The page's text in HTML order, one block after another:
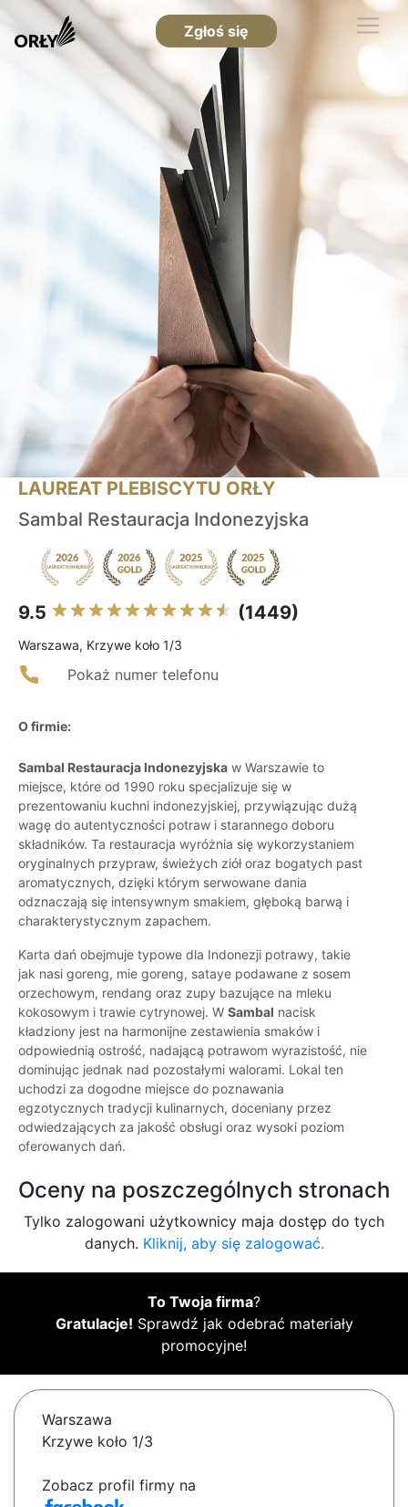
Zgłoś się
LAUREAT PLEBISCYTU ORŁY
Sambal Restauracja Indonezyjska
9.5 (1449)
Warszawa, Krzywe koło 1/3
Pokaż numer telefonu
O firmie:
Sambal Restauracja Indonezyjska w Warszawie to
miejsce, które od 1990 roku specjalizuje się w
prezentowaniu kuchni indonezyjskiej, przywiązując dużą
wagę do autentyczności potraw i starannego doboru
składników. Ta restauracja wyróżnia się wykorzystaniem
oryginalnych przypraw, świeżych ziół oraz bogatych past
aromatycznych, dzięki którym serwowane dania
odznaczają się intensywnym smakiem, głęboką barwą i
charakterystycznym zapachem.
Karta dań obejmuje typowe dla Indonezji potrawy, takie
jak nasi goreng, mie goreng, sataye podawane z sosem
orzechowym, rendang oraz zupy bazujące na mleku
kokosowym i trawie cytrynowej. W Sambal nacisk
kładziony jest na harmonijne zestawienia smaków i
odpowiednią ostrość, nadającą potrawom wyrazistość, nie
dominując jednak nad pozostałymi walorami. Lokal ten
uchodzi za dogodne miejsce do poznawania
egzotycznych tradycji kulinarnych, doceniany przez
odwiedzających za jakość obsługi oraz wysoki poziom
oferowanych dań.
Oceny na poszczególnych stronach
Tylko zalogowani użytkownicy maja dostęp do tych
danych. Kliknij, aby się zalogować.
To Twoja firma?
Gratulacje! Sprawdź jak odebrać materiały
promocyjne!
Warszawa
Krzywe koło 1/3
Zobacz profil firmy na